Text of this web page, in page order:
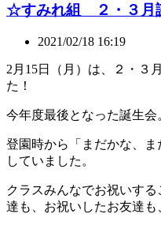
☆すみれ組 ２・３月
2021/02/18 16:19
2月15日（月）は、２・３
た！
今年度最後となった誕生会
登園時から「まだかな、
していました。
クラスみんなでお祝いす
達も、お祝いしたお友達も